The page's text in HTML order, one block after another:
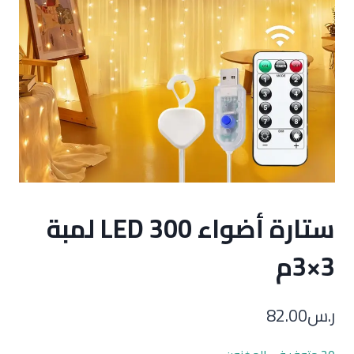
ستارة أضواء LED 300 لمبة
3×3م
ر.س82.00